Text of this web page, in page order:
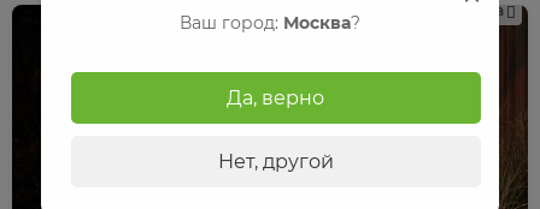
Реклама
Ваш город: Москва?
Да, верно
Нет, другой